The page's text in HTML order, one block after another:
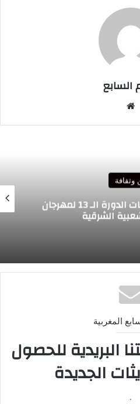
السابع
وثقافة
بركان.. انطلاق فعاليات الدورة الـ 13 لمهرجان
الشرقية
المغربية
البريدية للحصول
الجديدة
.